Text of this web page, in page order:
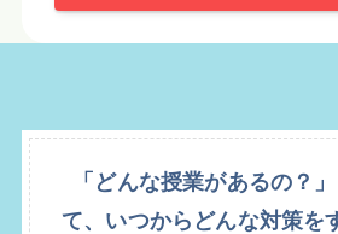
「どんな授業があるの？
て、いつからどんな対策を